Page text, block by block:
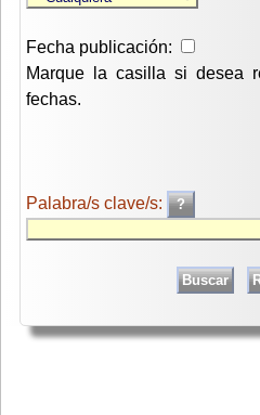
Fecha publicación:
Marque la casilla si desea
fechas.
Palabra/s clave/s: